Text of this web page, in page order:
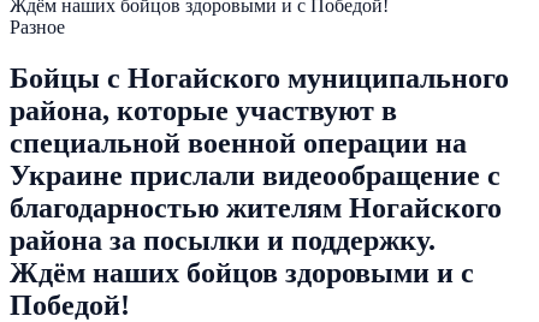
Ждём наших бойцов здоровыми и с Победой!
Разное
Бойцы с Ногайского муниципального
района, которые участвуют в
специальной военной операции на
Украине прислали видеообращение с
благодарностью жителям Ногайского
района за посылки и поддержку.
Ждём наших бойцов здоровыми и с
Победой!